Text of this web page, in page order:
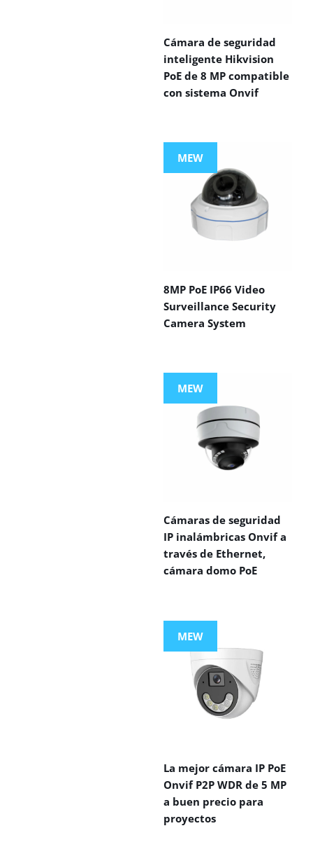
Cámara de seguridad
inteligente Hikvision
PoE de 8 MP compatible
con sistema Onvif
MEW
8MP PoE IP66 Video
Surveillance Security
Camera System
MEW
Cámaras de seguridad
IP inalámbricas Onvif a
través de Ethernet,
cámara domo PoE
MEW
La mejor cámara IP PoE
Onvif P2P WDR de 5 MP
a buen precio para
proyectos